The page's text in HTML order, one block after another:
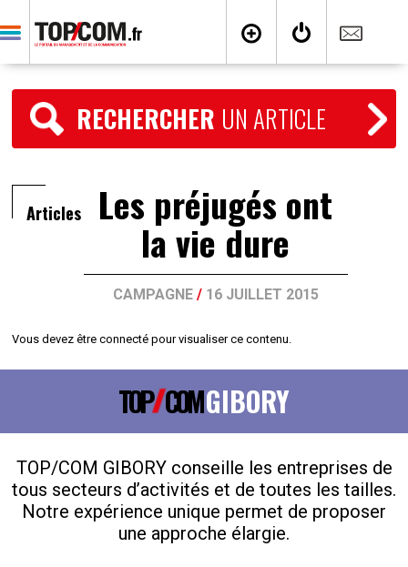
RECHERCHER UN ARTICLE
Articles Les préjugés ont
la vie dure
CAMPAGNE/ 16 JUILLET 2015
Vous devez être connecté pour visualiser ce contenu.
TOP COMGIBORY
TOP/COM GIBORY conseille les entreprises de
tous secteurs d’activités et de toutes les tailles.
Notre expérience unique permet de proposer
une approche élargie.